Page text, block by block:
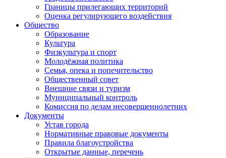
Границы прилегающих территорий
Оценка регулирующего воздействия
Общество
Образование
Культура
Физкультура и спорт
Молодёжная политика
Семья, опека и попечительство
Общественный совет
Внешние связи и туризм
Муниципальный контроль
Комиссия по делам несовершеннолетних
Документы
Устав города
Нормативные правовые документы
Правила благоустройства
Открытые данные, перечень